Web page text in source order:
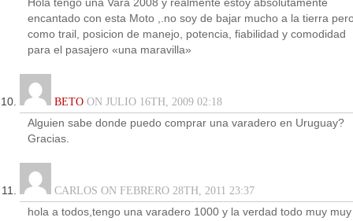
Hola tengo una Vara 2008 y realmente estoy absolutamente
encantado con esta Moto ,.no soy de bajar mucho a la tierra
como trail, posicion de manejo, potencia, fiabilidad y comodidad
para el pasajero «una maravilla»
BETO ON JULIO 16TH, 2009 02:18
Alguien sabe donde puedo comprar una varadero en Uruguay?
Gracias.
CARLOS ON FEBRERO 28TH, 2011 23:37
hola a todos,tengo una varadero 1000 y la verdad todo muy muy